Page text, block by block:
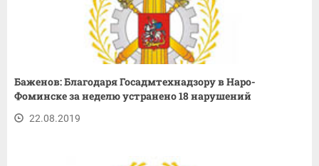
Баженов: Благодаря Госадмтехнадзору в Наро-
Фоминске за неделю устранено 18 нарушений
22.08.2019